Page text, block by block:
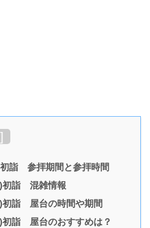
]
詣 参拝期間と参拝時間
初詣 混雑情報
初詣 屋台の時間や期間
初詣 屋台のおすすめは？